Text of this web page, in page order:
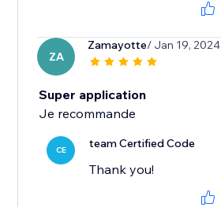
ZA
Zamayotte/ Jan 19, 2024
Super application
Je recommande
CE team Certified Code
Thank you!